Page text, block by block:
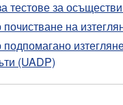
тестове за
почистване на
подпомагано
(UADP)